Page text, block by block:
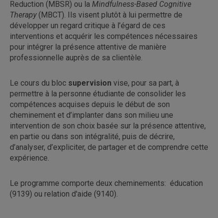
Reduction (MBSR) ou la Mindfulness-Based Cognitive
Therapy(MBCT). Ils visent plutôt à lui permettre de
développer un regard critique à l’égard de ces
interventions et acquérir les compétences nécessaires
pour intégrer la présence attentive de manière
professionnelle auprès de sa clientèle.
Le cours du bloc supervision vise, pour sa part, à
permettre à la personne étudiante de consolider les
compétences acquises depuis le début de son
cheminement et d’implanter dans son milieu une
intervention de son choix basée sur la présence attentive,
en partie ou dans son intégralité, puis de décrire,
d’analyser, d’expliciter, de partager et de comprendre cette
expérience.
Le programme comporte deux cheminements: éducation
(9139) ou relation d'aide (9140).